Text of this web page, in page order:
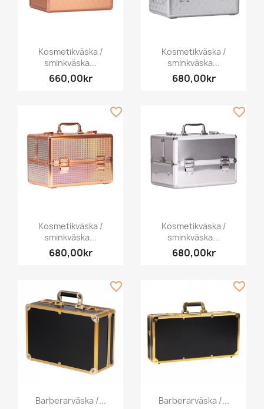
Kosmetikväska /
sminkväska...
660,00kr
Kosmetikväska /
sminkväska...
680,00kr
Kosmetikväska /
sminkväska...
680,00kr
favorite_border
Kosmetikväska /
sminkväska...
680,00kr
favorite_border
Barberarväska /...
favorite_border
Barberarväska /...
favorite_border